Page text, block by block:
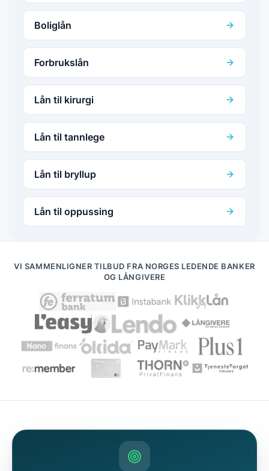
Boliglån
Forbrukslån
Lån til kirurgi
Lån til tannlege
Lån til bryllup
Lån til oppussing
VI SAMMENLIGNER TILBUD FRA NORGES LEDENDE BANKER
OG LÅNGIVERE